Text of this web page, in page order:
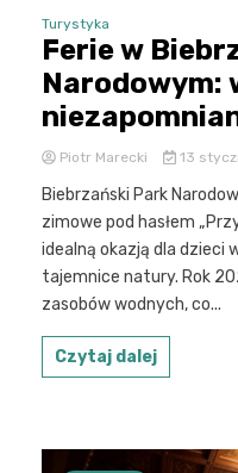
Turystyka
Ferie w
Narodowym:
Piotr Marecki 13
Biebrzański Park
zimowe pod hasłem
idealną okazją dla dzieci
tajemnice natury. Rok
zasobów wodnych, co...
Czytaj dalej